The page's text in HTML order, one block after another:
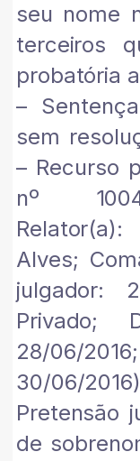
seu nome
terceiros
probatória
–
sem
– Recurso
nº
Alves;
julgador:
Privado;
28/06/
30/06/
Pretensão
de